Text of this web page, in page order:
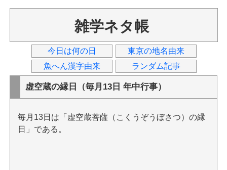
雑学ネタ帳
今日は何の日
東京の地名由来
魚へん漢字由来
ランダム記事
虚空蔵の縁日（毎月13日 年中行事）
毎月13日は「虚空蔵菩薩（こくうぞうぼさつ）の縁
日」である。